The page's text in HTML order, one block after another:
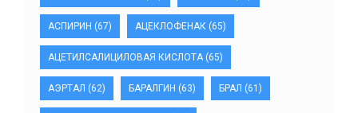
АСПИРИН (67) АЦЕКЛОФЕНАК (65)
АЦЕТИЛСАЛИЦИЛОВАЯ КИСЛОТА(65)
АЭРТАЛ (62) БАРАЛГИН (63) БРАЛ (61)